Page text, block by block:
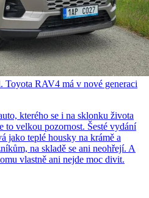
Toyota RAV4 má v nové generaci
kterého se i na sklonku života
to velkou pozornost. Šesté vydání
jako teplé housky na krámě a
na skladě se ani neohřejí. A
vlastně ani nejde moc divit.